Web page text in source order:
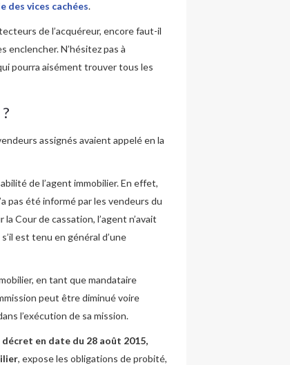
des vices cachées.
de l’acquéreur, encore faut-il
enclencher. N’hésitez pas à
pourra aisément trouver tous les
assignés avaient appelé en la
de l’agent immobilier. En effet,
pas été informé par les vendeurs du
Cour de cassation, l’agent n’avait
est tenu en général d’une
en tant que mandataire
peut être diminué voire
l’exécution de sa mission.
décret en date du 28 août 2015,
, expose les obligations de probité,